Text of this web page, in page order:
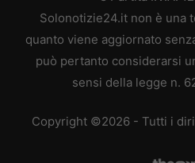
Solonotizie24.it non è una
quanto viene aggiornato
può pertanto considerarsi
sensi della legge n.
Copyright ©2026 - Tutti i